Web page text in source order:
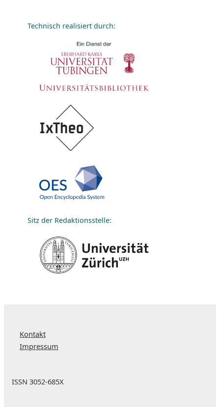
Technisch realisiert durch:
Sitz der Redaktionsstelle:
Kontakt
Impressum
ISSN 3052-685X